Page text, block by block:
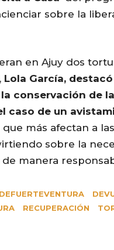
sobre la
en Ajuy dos
Lola García,
conservación de
caso de un
más afectan a
sobre la
manera
RECUPERACIÓN